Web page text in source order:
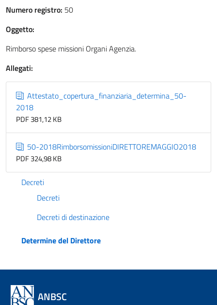
Numero registro: 50
Oggetto:
Rimborso spese missioni Organi Agenzia.
Allegati:
Attestato_copertura_finanziaria_determina_50-
2018
PDF 381,12 KB
50-2018RimborsomissioniDIRETTOREMAGGIO2018
PDF 324,98 KB
Decreti
Decreti
Decreti di destinazione
Determine del Direttore
ANBSC